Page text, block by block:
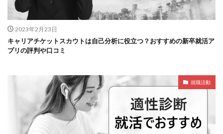
2023年2月23日
キャリアチケットスカウトは自己分析に役立つ？おすすめの新卒就活ア
プリの評判や口コミ
就職活動